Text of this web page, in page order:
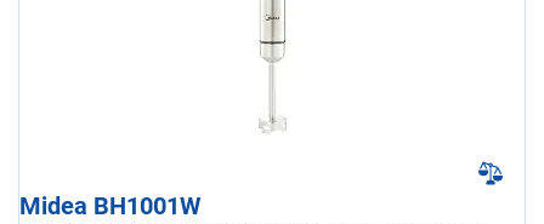
Midea BH1001W